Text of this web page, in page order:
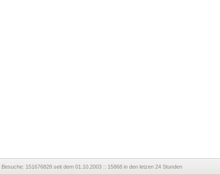
Besuche: 151676828 seit dem 01.10.2003 :: 15868 in den letzen 24 Stunden